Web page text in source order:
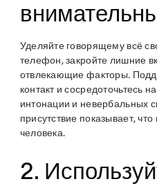
Уделяйте говорящему всё
телефон, закройте лишние
отвлекающие факторы.
контакт и сосредоточьтесь
интонации и невербальных
присутствие показывает,
человека.
2.